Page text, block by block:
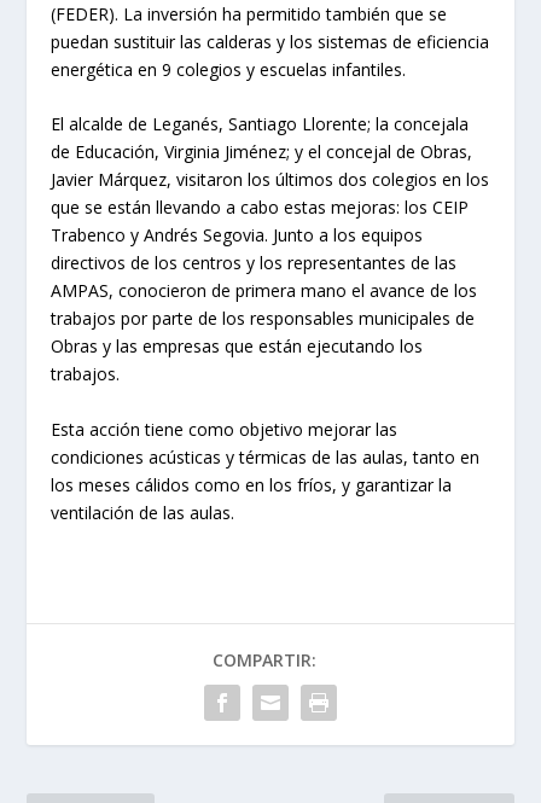
(FEDER). La inversión ha permitido también que se
puedan sustituir las calderas y los sistemas de eficiencia
energética en 9 colegios y escuelas infantiles.
El alcalde de Leganés, Santiago Llorente; la concejala
de Educación, Virginia Jiménez; y el concejal de Obras,
Javier Márquez, visitaron los últimos dos colegios en los
que se están llevando a cabo estas mejoras: los CEIP
Trabenco y Andrés Segovia. Junto a los equipos
directivos de los centros y los representantes de las
AMPAS, conocieron de primera mano el avance de los
trabajos por parte de los responsables municipales de
Obras y las empresas que están ejecutando los
trabajos.
Esta acción tiene como objetivo mejorar las
condiciones acústicas y térmicas de las aulas, tanto en
los meses cálidos como en los fríos, y garantizar la
ventilación de las aulas.
COMPARTIR: